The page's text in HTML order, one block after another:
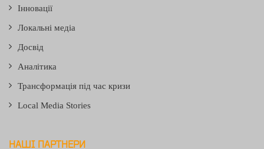
Інновації
Локальні медіа
Досвід
Аналітика
Трансформація під час кризи
Local Media Stories
НАШІ ПАРТНЕРИ